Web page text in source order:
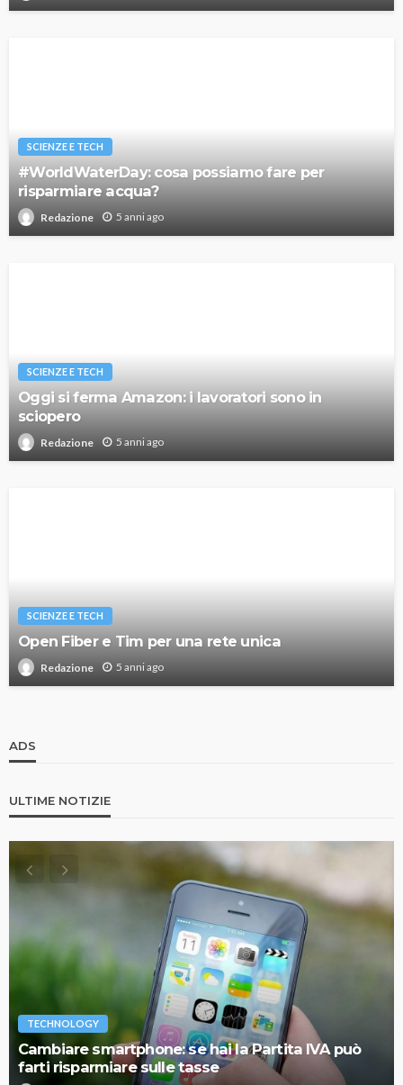
SCIENZE E TECH
#WorldWaterDay: cosa possiamo fare per
risparmiare acqua?
Redazione 5 anni ago
SCIENZE E TECH
Oggi si ferma Amazon: i lavoratori sono in
sciopero
Redazione 5 anni ago
SCIENZE E TECH
Open Fiber e Tim per una rete unica
Redazione 5 anni ago
ADS
ULTIME NOTIZIE
TECHNOLOGY
Cambiare smartphone: se hai la Partita IVA può
farti risparmiare sulle tasse